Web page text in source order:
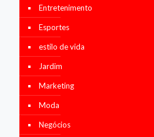
Entretenimento
Esportes
estilo de vida
Jardim
Marketing
Moda
Negócios